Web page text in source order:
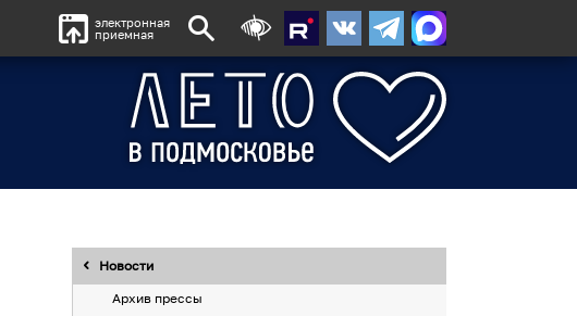
электронная
приемная
Новости
Архив прессы